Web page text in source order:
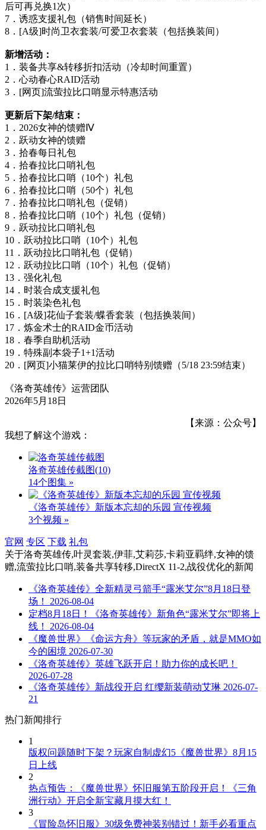
后可再兑换1次）
7．诱惑支援礼包（销售时间延长）
8．[A级]时尚卫衣套装/可爱卫衣套装（包括换装间）
新增活动：
1．装备共享&转移折扣活动（冷却时间重置）
2．心动春心RAID活动
3．[网页]流萤拉比口哨显示特惠活动
更新后下架/结束：
1．2026女神的馈赠Ⅳ
2．跃动女神的馈赠
3．拾春每日礼包
4．拾春拉比口哨礼包
5．拾春拉比口哨（10个）礼包
6．拾春拉比口哨（50个）礼包
7．拾春拉比口哨礼包（促销）
8．拾春拉比口哨（10个）礼包（促销）
9．跃动拉比口哨礼包
10．跃动拉比口哨（10个）礼包
11．跃动拉比口哨礼包（促销）
12．跃动拉比口哨（10个）礼包（促销）
13．强化礼包
14．时装合成支援礼包
15．时装染色礼包
16．[A级]花仙子套装/蝶香套装（包括换装间）
17．炼金术士的RAID金币活动
18．春季自助机活动
19．特殊副本袋子1+1活动
20．[网页]小猫莱伊的拉比口哨特别馈赠（5/18 23:59结束）
《洛奇英雄传》运营团队
2026年5月18日
【来源：公众号】
我想了解这个游戏：
洛奇英雄传截图(10)
14个图集 »
《洛奇英雄传》新版本忘却的乐园 宣传视频
3个视频 »
官网 专区 下载 礼包
关于洛奇英雄传,叶灵套装,伊菲,艾莉莎,卡莉亚羁绊,女神的馈
赠,流萤拉比口哨,装备共享转移,DirectX 11-2,战役优化的新闻
《洛奇英雄传》全新精灵弓箭手“露米艾尔”8月18日登
场！
2026-08-04
定档8月18日！《洛奇英雄传》新角色“露米艾尔”即将上
线！
2026-08-04
《魔兽世界》《命运方舟》等玩家的矛盾，就是MMO如
今的困境 2026-07-30
《洛奇英雄传》英雄飞跃开启！助力你的成长吧！
2026-07-28
《洛奇英雄传》新战役开启 红缨新装萌动艾琳 2026-07-
21
热门新闻排行
1
版权问题随时下架？玩家自制虚幻5《魔兽世界》8月15
日上线
2
热点预告：《魔兽世界》怀旧服第五阶段开启！《三角
洲行动》开启全新宝藏月摸大红！
3
《冒险岛怀旧服》30级免费神装别错过！新手必看重点